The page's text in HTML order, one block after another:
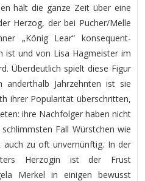
hält die ganze Zeit über eine
Herzog, der bei Pucher/Melle
„König Lear“ konsequent-
ist und von Lisa Hagmeister im
Überdeutlich spielt diese Figur
Jahrzehnten ist sie
ihrer Popularität überschritten,
ihre Nachfolger haben nicht
Fall Würstchen wie
auch zu oft unvernünftig. In der
Herzogin ist der Frust
Merkel in einigen bewusst